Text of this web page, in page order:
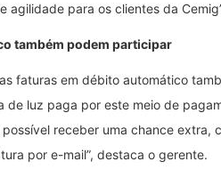
agilidade para os clientes da
também podem participar
faturas em débito automático
de luz paga por este meio de
receber uma chance extra,
por e-mail”, destaca o gerente.